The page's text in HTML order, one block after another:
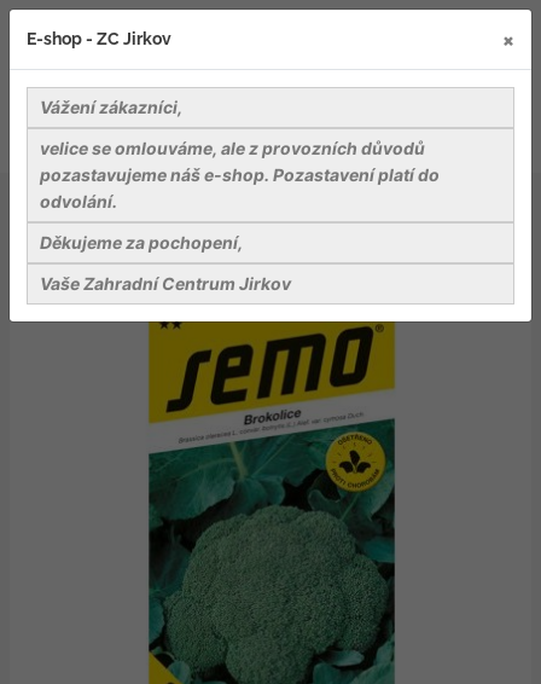
Osiva
Brokolice - Steel F1 30s celoroční
E-shop - ZC Jirkov ×
Vážení zákazníci,
velice se omlouváme, ale z provozních důvodů
pozastavujeme náš e-shop. Pozastavení platí do
odvolání.
Děkujeme za pochopení,
Vaše Zahradní Centrum Jirkov